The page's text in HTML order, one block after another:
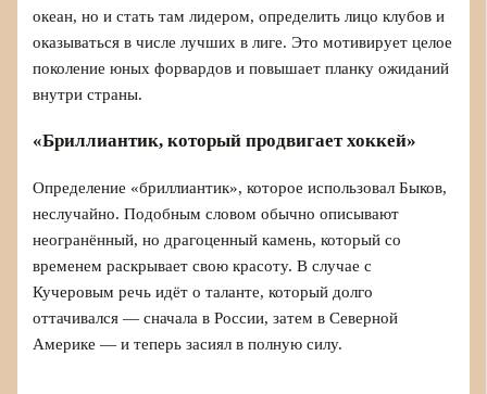
океан, но и стать там лидером, определить лицо клубов и
оказываться в числе лучших в лиге. Это мотивирует целое
поколение юных форвардов и повышает планку ожиданий
внутри страны.
«Бриллиантик, который продвигает хоккей»
Определение «бриллиантик», которое использовал Быков,
неслучайно. Подобным словом обычно описывают
неогранённый, но драгоценный камень, который со
временем раскрывает свою красоту. В случае с
Кучеровым речь идёт о таланте, который долго
оттачивался — сначала в России, затем в Северной
Америке — и теперь засиял в полную силу.